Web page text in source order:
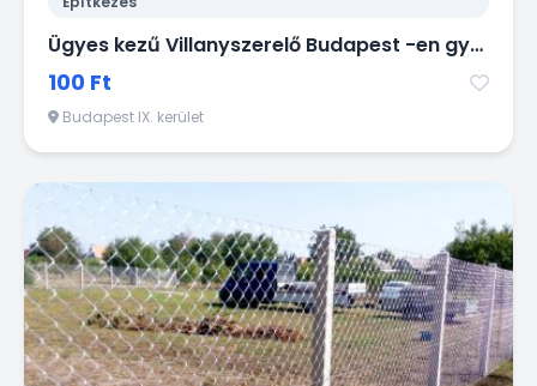
Ügyes kezű Villanyszerelő Budapest -en gyorsan házhoz megy kisebb munkák miatt is!
100 Ft
Budapest IX. kerület